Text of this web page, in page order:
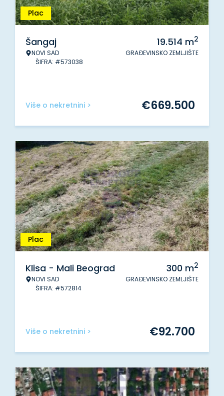
Plac
Šangaj
NOVI SAD
ŠIFRA: #573038
19.514 m2
GRAĐEVINSKO ZEMLJIŠTE
Više o nekretnini > €669.500
Plac
Klisa - Mali Beograd
NOVI SAD
ŠIFRA: #572814
300 m2
GRAĐEVINSKO ZEMLJIŠTE
Više o nekretnini > €92.700